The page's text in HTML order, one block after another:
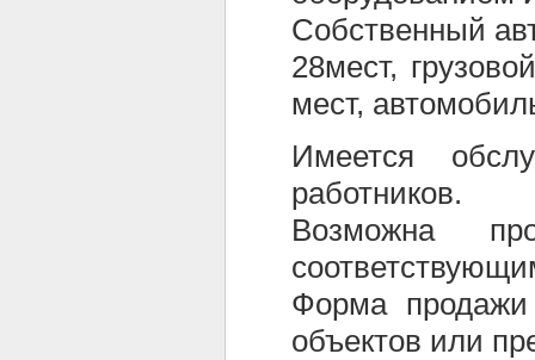
Собственный
28мест,
мест,
Имеется
работников.
Возможна
Форма продажи
объектов или